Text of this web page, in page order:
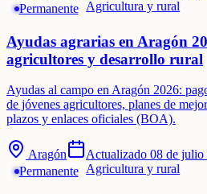
Permanente Agricultura y rural
Ayudas agrarias en Aragón
agricultores y desarrollo rural
Ayudas al campo en Aragón 2026:
de jóvenes agricultores, planes de
plazos y enlaces oficiales (BOA).
Aragón Actualizado 08 de julio
Permanente Agricultura y rural